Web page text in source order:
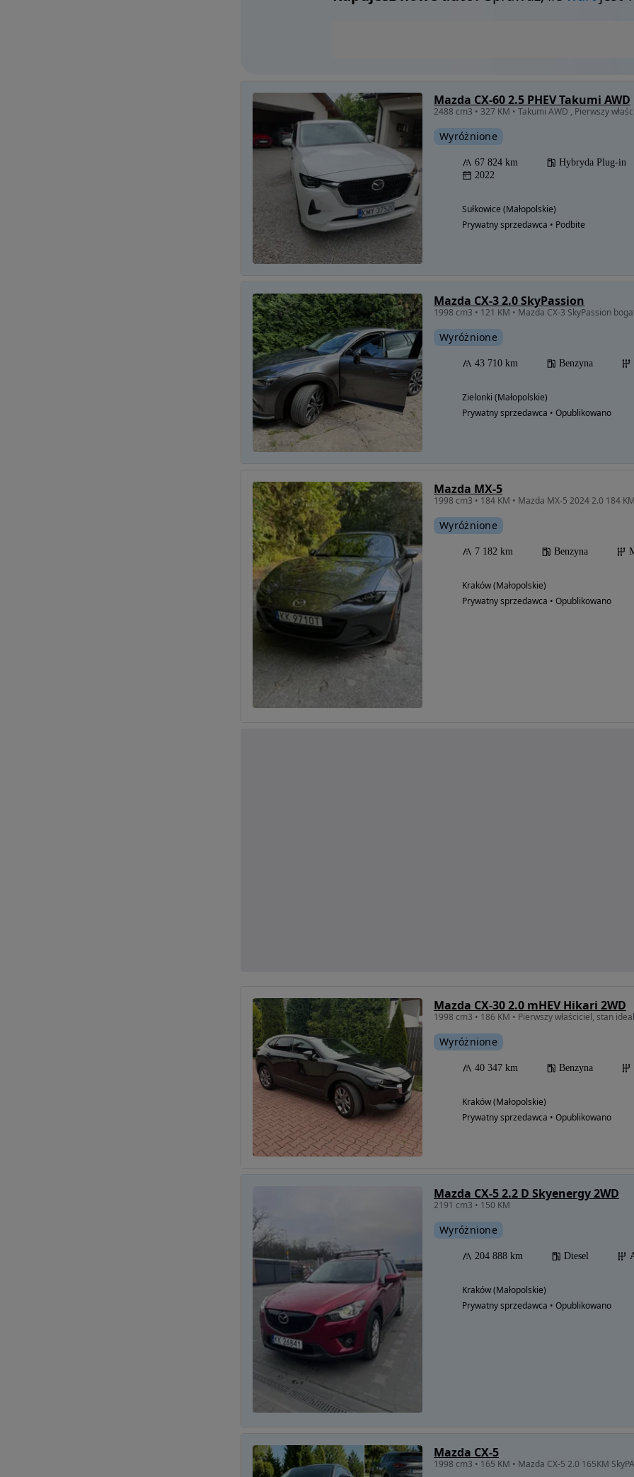
Mazda CX-60 2.5 PHEV Takumi AWD
2488 cm3 • 327 KM • Takumi AWD , Pierwszy
Wyróżnione
67 824 km Hybryda Plug-in
2022
Sułkowice (Małopolskie)
Prywatny sprzedawca • Podbite
Mazda CX-3 2.0 SkyPassion
Wyróżnione
43 710 km Benzyna
Zielonki (Małopolskie)
Prywatny sprzedawca • Opublikowano
Mazda MX-5
1998 cm3 • 184 KM • Mazda MX-5 2024 2.0 184
Wyróżnione
7 182 km Benzyna
Kraków (Małopolskie)
Prywatny sprzedawca • Opublikowano
Mazda CX-30 2.0 mHEV Hikari 2WD
1998 cm3 • 186 KM • Pierwszy właściciel, stan
Wyróżnione
40 347 km Benzyna
Kraków (Małopolskie)
Prywatny sprzedawca • Opublikowano
Mazda CX-5 2.2 D Skyenergy 2WD
2191 cm3 • 150 KM
Wyróżnione
204 888 km Diesel
Kraków (Małopolskie)
Prywatny sprzedawca • Opublikowano
Mazda CX-5